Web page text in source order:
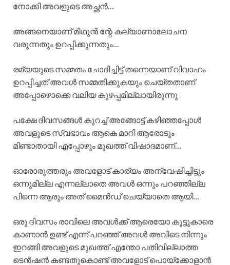
നോക്കി അവളുടെ അച്ഛൻ…
അങ്ങനെയാണ് മിഥുൻ ന്റേ കല്യാണാലോചന
വരുന്നതും ഉറപ്പിക്കുന്നതും…
രമ്യയുടെ സമ്മതം ചോദിച്ചിട്ട് തന്നെയാണ് വിവാഹം
ഉറപ്പിച്ചത് അവൾ സമ്മതിക്കുകയും ചെയ്തതാണ്
അപ്പോഴൊക്കെ വലിയ കുഴപ്പമില്ലായിരുന്നു
പക്ഷേ ദിവസങ്ങൾ കുറച്ച് അങ്ങോട്ട് കഴിഞ്ഞപ്പോൾ
അവളുടെ സ്വഭാവം ആകെ മാറി ആരോടും
മിണ്ടാതായി എപ്പോഴും മുഖത്ത് വിഷാദമാണ്…
ഓരോരുത്തരും അവളോട് കാര്യം അന്വേഷിച്ചിട്ടും
ഒന്നുമില്ല എന്നല്ലാതെ അവൾ ഒന്നും പറഞ്ഞില്ല
പിന്നെ ആരും അത് മൈൻഡ് ചെയ്യാതെ ആയി…
ഒരു ദിവസം രാവിലെ അവൾക്ക് ആരെയോ കൂട്ടുകാരെ
കാണാൻ ഉണ്ട് എന്ന് പറഞ്ഞ് അവൾ അവിടെ നിന്നും
ഇറങ്ങി അവളുടെ മുഖത്ത് എന്തോ പതിവില്ലാത്ത
ടെൻഷൻ കണ്ടതുകൊണ്ട് അവളോട് പൊയ്ക്കോളാൻ